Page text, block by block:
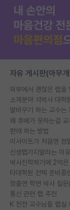
자유 게시판(아무
외부에서 괜찮은 랩을
소재분야 석박사 대학
말바꾸기 하는 교수는
편애 하는 방법
이사이트가 처음엔 정
신생랩가지말라는 이
정출연 학연 박사 질
통신 관련 랩 추천
K 전전 교수님들 랩실